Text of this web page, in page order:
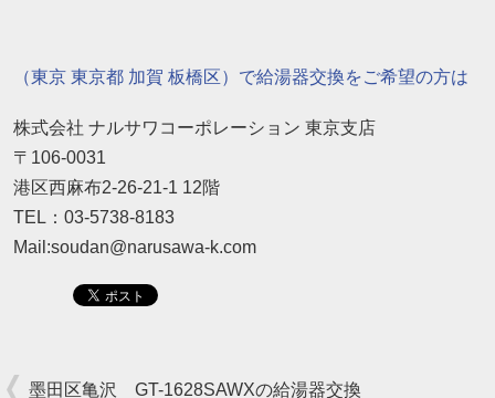
（東京 東京都 加賀 板橋区）で給湯器交換をご希望の方は
株式会社 ナルサワコーポレーション 東京支店
〒106-0031
港区西麻布2-26-21-1 12階
TEL：03-5738-8183
Mail:soudan@narusawa-k.com
墨田区亀沢 GT-1628SAWXの給湯器交換